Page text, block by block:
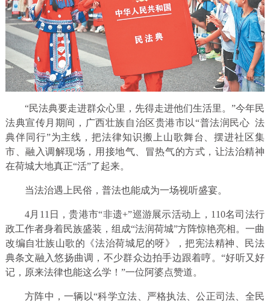
“民法典要走进群众心里，先得走进他们生活里。”今年民
法典宣传月期间，广西壮族自治区贵港市以“普法润民心 法
典伴同行”为主线，把法律知识搬上山歌舞台、摆进社区集
市、融入调解现场，用接地气、冒热气的方式，让法治精神
在荷城大地真正“活”了起来。
当法治遇上民俗，普法也能成为一场视听盛宴。
4月11日，贵港市“非遗+”巡游展示活动上，110名司法行
政工作者身着民族盛装，组成“法润荷城”方阵惊艳亮相。一曲
改编自壮族山歌的《法治荷城尼的呀》，把宪法精神、民法
典条文融入悠扬曲调，不少群众边拍手边跟着哼。“好听又好
记，原来法律也能这么学！”一位阿婆点赞道。
方阵中，一辆以“科学立法、严格执法、公正司法、全民